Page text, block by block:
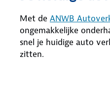
Met de ANWB
ongemakkelijke
snel je huidige auto
zitten.